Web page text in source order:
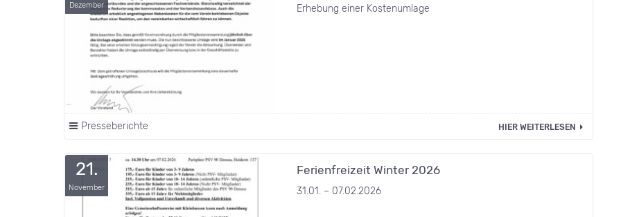
Dezember Erhebung einer Kostenumlage
Presseberichte HIER WEITERLESEN
21.
November
Ferienfreizeit Winter 2026
31.01. – 07.02.2026